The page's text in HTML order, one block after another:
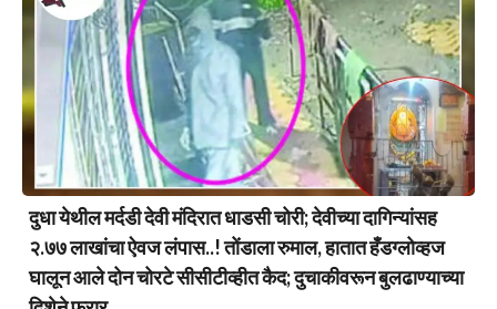
दुधा येथील मर्दडी देवी मंदिरात धाडसी चोरी; देवीच्या दागिन्यांसह
२.७७ लाखांचा ऐवज लंपास..! तोंडाला रुमाल, हातात हँडग्लोव्हज
घालून आले दोन चोरटे सीसीटीव्हीत कैद; दुचाकीवरून बुलढाण्याच्या